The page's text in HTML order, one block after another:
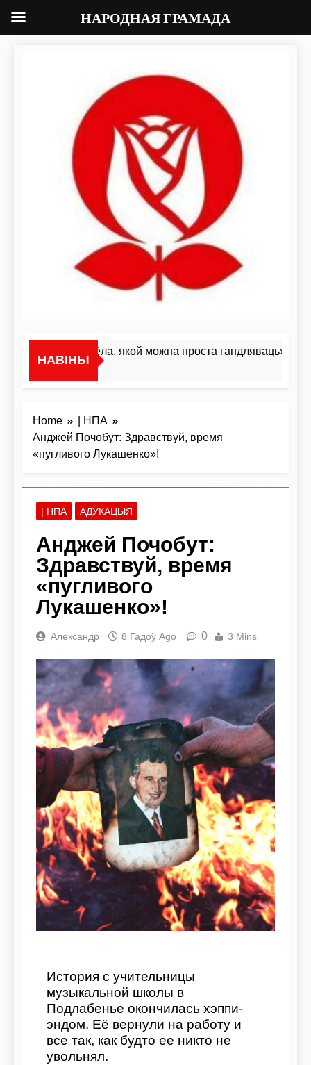
НАВІНЫ
«Я не жывёла, якой можна проста гандляваць»У
Home
| НПА
Анджей Почобут: Здравствуй, время
«пугливого Лукашенко»!
| НПА АДУКАЦЫЯ
Анджей Почобут:
Здравствуй, время
«пугливого
Лукашенко»!
Александр 8 Гадоў Ago 0 3 Mins
История с учительницы
музыкальной школы в
Подлабенье окончилась хэппи-
эндом. Её вернули на работу и
все так, как будто ее никто не
увольнял.
НАРОДНАЯ ГРАМАДА